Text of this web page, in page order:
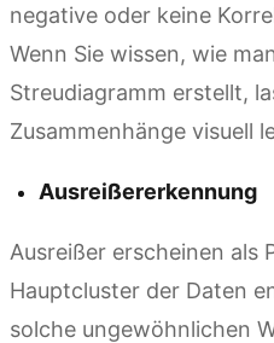
negative oder keine
Wenn Sie wissen, wie
Streudiagramm erstellt,
Zusammenhänge visuell
Ausreißererkennung
Ausreißer erscheinen als
Hauptcluster der Daten
solche ungewöhnlichen